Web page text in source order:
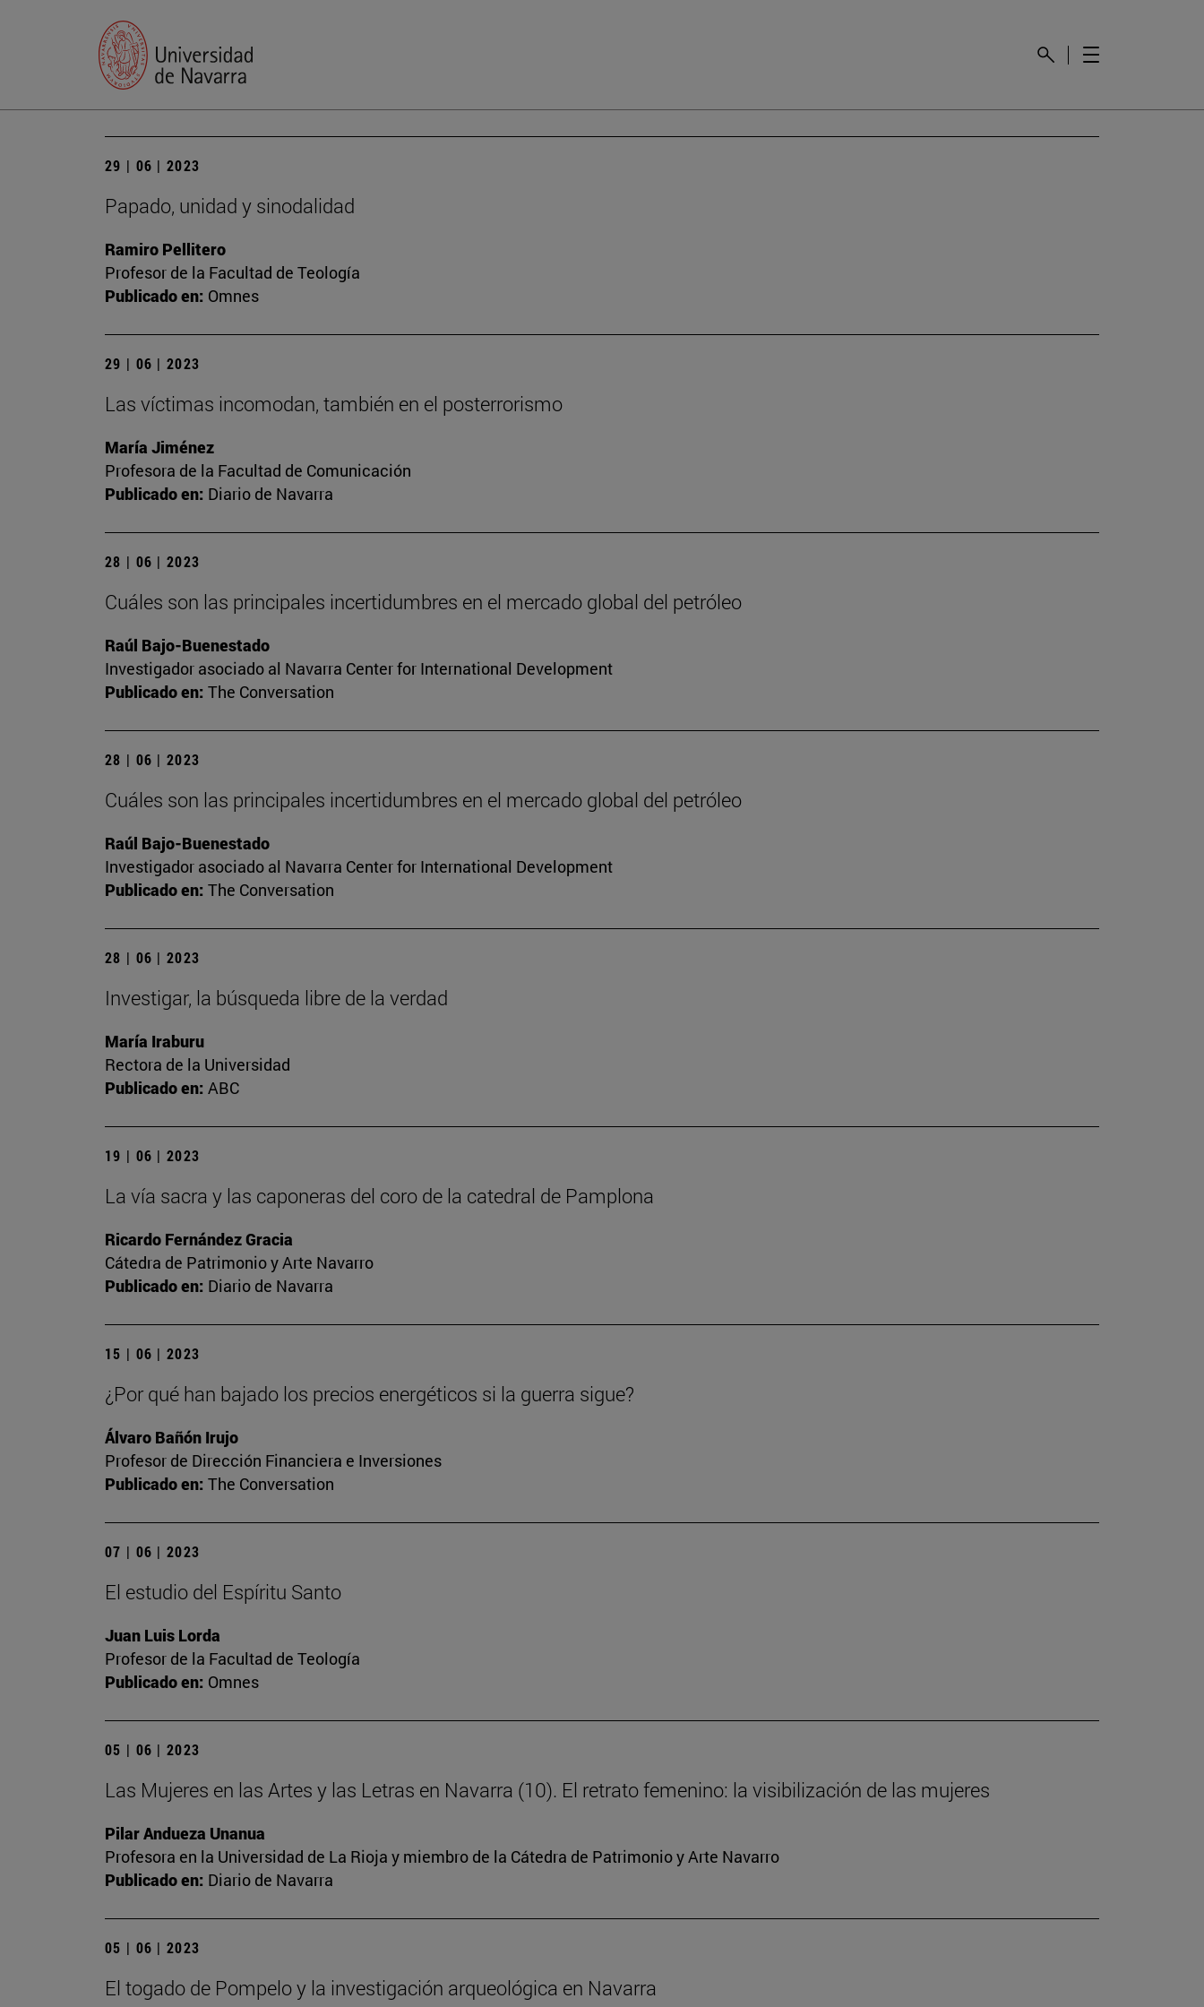
29 | 06 | 2023
Papado, unidad y sinodalidad
Ramiro Pellitero
Profesor de la Facultad de Teología
Publicado en: Omnes
29 | 06 | 2023
Las víctimas incomodan, también en el posterrorismo
María Jiménez
Profesora de la Facultad de Comunicación
Publicado en: Diario de Navarra
28 | 06 | 2023
Cuáles son las principales incertidumbres en el mercado global del petróleo
Raúl Bajo-Buenestado
Investigador asociado al Navarra Center for International Development
Publicado en: The Conversation
28 | 06 | 2023
Cuáles son las principales incertidumbres en el mercado global del petróleo
Raúl Bajo-Buenestado
Investigador asociado al Navarra Center for International Development
Publicado en: The Conversation
28 | 06 | 2023
Investigar, la búsqueda libre de la verdad
María Iraburu
Rectora de la Universidad
Publicado en: ABC
19 | 06 | 2023
La vía sacra y las caponeras del coro de la catedral de Pamplona
Ricardo Fernández Gracia
Cátedra de Patrimonio y Arte Navarro
Publicado en: Diario de Navarra
15 | 06 | 2023
¿Por qué han bajado los precios energéticos si la guerra sigue?
Álvaro Bañón Irujo
Profesor de Dirección Financiera e Inversiones
Publicado en: The Conversation
07 | 06 | 2023
El estudio del Espíritu Santo
Juan Luis Lorda
Profesor de la Facultad de Teología
Publicado en: Omnes
05 | 06 | 2023
Las Mujeres en las Artes y las Letras en Navarra (10). El retrato femenino: la visibilización de las mujeres
Pilar Andueza Unanua
Profesora en la Universidad de La Rioja y miembro de la Cátedra de Patrimonio y Arte Navarro
Publicado en: Diario de Navarra
05 | 06 | 2023
El togado de Pompelo y la investigación arqueológica en Navarra